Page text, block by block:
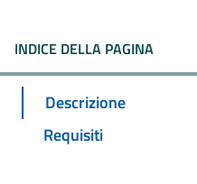
INDICE DELLA PAGINA
Descrizione
Requisiti